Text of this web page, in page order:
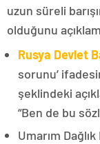
uzun süreli
olduğunu
Rusya Devlet
sorunu’
şeklindeki
“Ben de bu
Umarım